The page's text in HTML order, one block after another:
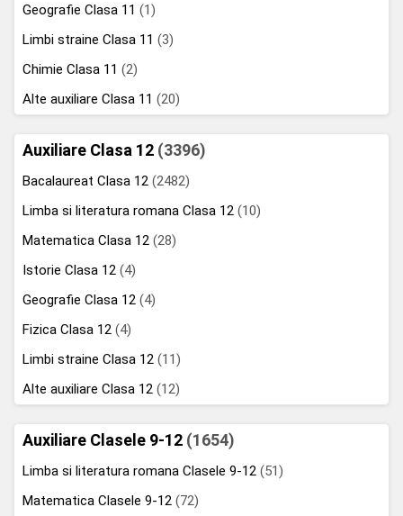
Geografie Clasa 11 (1)
Limbi straine Clasa 11 (3)
Chimie Clasa 11 (2)
Alte auxiliare Clasa 11 (20)
Auxiliare Clasa 12 (3396)
Bacalaureat Clasa 12 (2482)
Limba si literatura romana Clasa 12 (10)
Matematica Clasa 12 (28)
Istorie Clasa 12 (4)
Geografie Clasa 12 (4)
Fizica Clasa 12 (4)
Limbi straine Clasa 12 (11)
Alte auxiliare Clasa 12 (12)
Auxiliare Clasele 9-12 (1654)
Limba si literatura romana Clasele 9-12 (51)
Matematica Clasele 9-12 (72)